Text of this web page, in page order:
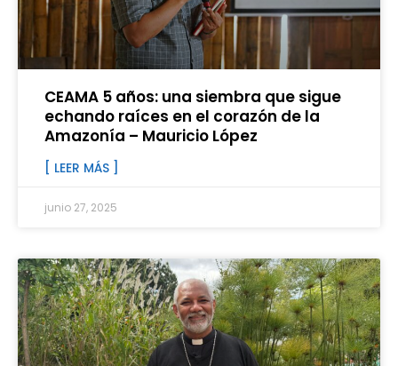
CEAMA 5 años: una siembra que sigue
echando raíces en el corazón de la
Amazonía – Mauricio López
[ LEER MÁS ]
junio 27, 2025